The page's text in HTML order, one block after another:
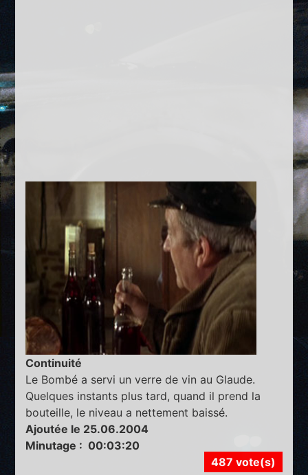
Continuité
Le Bombé a servi un verre de vin au Glaude.
Quelques instants plus tard, quand il prend la
bouteille, le niveau a nettement baissé.
Ajoutée le 25.06.2004
Minutage : 00:03:20
487 vote(s)